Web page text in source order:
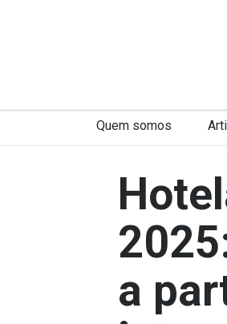
Quem somos
a